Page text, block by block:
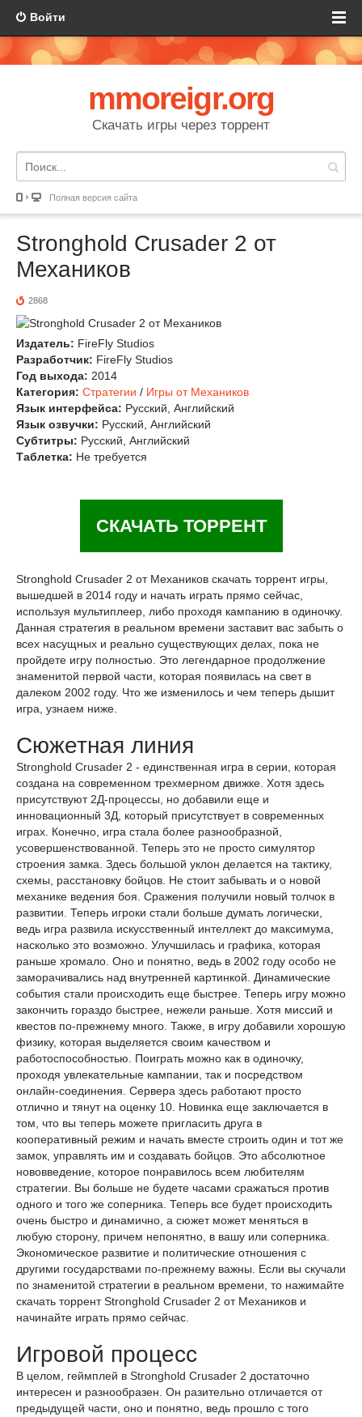
Войти
mmoreigr.org
Скачать игры через торрент
Полная версия сайта
Stronghold Crusader 2 от
Механиков
2868
Издатель: FireFly Studios
Разработчик: FireFly Studios
Год выхода: 2014
Категория: Стратегии / Игры от Механиков
Язык интерфейса: Русский, Английский
Язык озвучки: Русский, Английский
Субтитры: Русский, Английский
Таблетка: Не требуется
СКАЧАТЬ ТОРРЕНТ
Stronghold Crusader 2 от Механиков скачать торрент игры,
вышедшей в 2014 году и начать играть прямо сейчас,
используя мультиплеер, либо проходя кампанию в одиночку.
Данная стратегия в реальном времени заставит вас забыть о
всех насущных и реально существующих делах, пока не
пройдете игру полностью. Это легендарное продолжение
знаменитой первой части, которая появилась на свет в
далеком 2002 году. Что же изменилось и чем теперь дышит
игра, узнаем ниже.
Сюжетная линия
Stronghold Crusader 2 - единственная игра в серии, которая
создана на современном трехмерном движке. Хотя здесь
присутствуют 2Д-процессы, но добавили еще и
инновационный 3Д, который присутствует в современных
играх. Конечно, игра стала более разнообразной,
усовершенствованной. Теперь это не просто симулятор
строения замка. Здесь большой уклон делается на тактику,
схемы, расстановку бойцов. Не стоит забывать и о новой
механике ведения боя. Сражения получили новый толчок в
развитии. Теперь игроки стали больше думать логически,
ведь игра развила искусственный интеллект до максимума,
насколько это возможно. Улучшилась и графика, которая
раньше хромало. Оно и понятно, ведь в 2002 году особо не
заморачивались над внутренней картинкой. Динамические
события стали происходить еще быстрее. Теперь игру можно
закончить гораздо быстрее, нежели раньше. Хотя миссий и
квестов по-прежнему много. Также, в игру добавили хорошую
физику, которая выделяется своим качеством и
работоспособностью. Поиграть можно как в одиночку,
проходя увлекательные кампании, так и посредством
онлайн-соединения. Сервера здесь работают просто
отлично и тянут на оценку 10. Новинка еще заключается в
том, что вы теперь можете пригласить друга в
кооперативный режим и начать вместе строить один и тот же
замок, управлять им и создавать бойцов. Это абсолютное
нововведение, которое понравилось всем любителям
стратегии. Вы больше не будете часами сражаться против
одного и того же соперника. Теперь все будет происходить
очень быстро и динамично, а сюжет может меняться в
любую сторону, причем непонятно, в вашу или соперника.
Экономическое развитие и политические отношения с
другими государствами по-прежнему важны. Если вы скучали
по знаменитой стратегии в реальном времени, то нажимайте
скачать торрент Stronghold Crusader 2 от Механиков и
начинайте играть прямо сейчас.
Игровой процесс
В целом, геймплей в Stronghold Crusader 2 достаточно
интересен и разнообразен. Он разительно отличается от
предыдущей части, оно и понятно, ведь прошло с того